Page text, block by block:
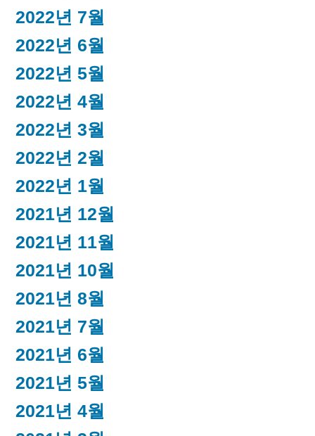
2022년 7월
2022년 6월
2022년 5월
2022년 4월
2022년 3월
2022년 2월
2022년 1월
2021년 12월
2021년 11월
2021년 10월
2021년 8월
2021년 7월
2021년 6월
2021년 5월
2021년 4월